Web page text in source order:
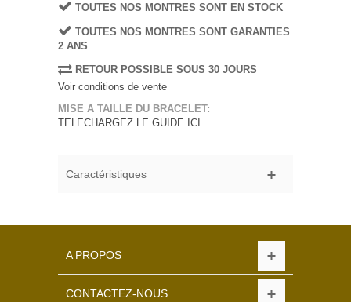
TOUTES NOS MONTRES SONT EN STOCK
TOUTES NOS MONTRES SONT GARANTIES
2 ANS
RETOUR POSSIBLE SOUS 30 JOURS
Voir conditions de vente
MISE A TAILLE DU BRACELET:
TELECHARGEZ LE GUIDE ICI
Caractéristiques
A PROPOS
CONTACTEZ-NOUS